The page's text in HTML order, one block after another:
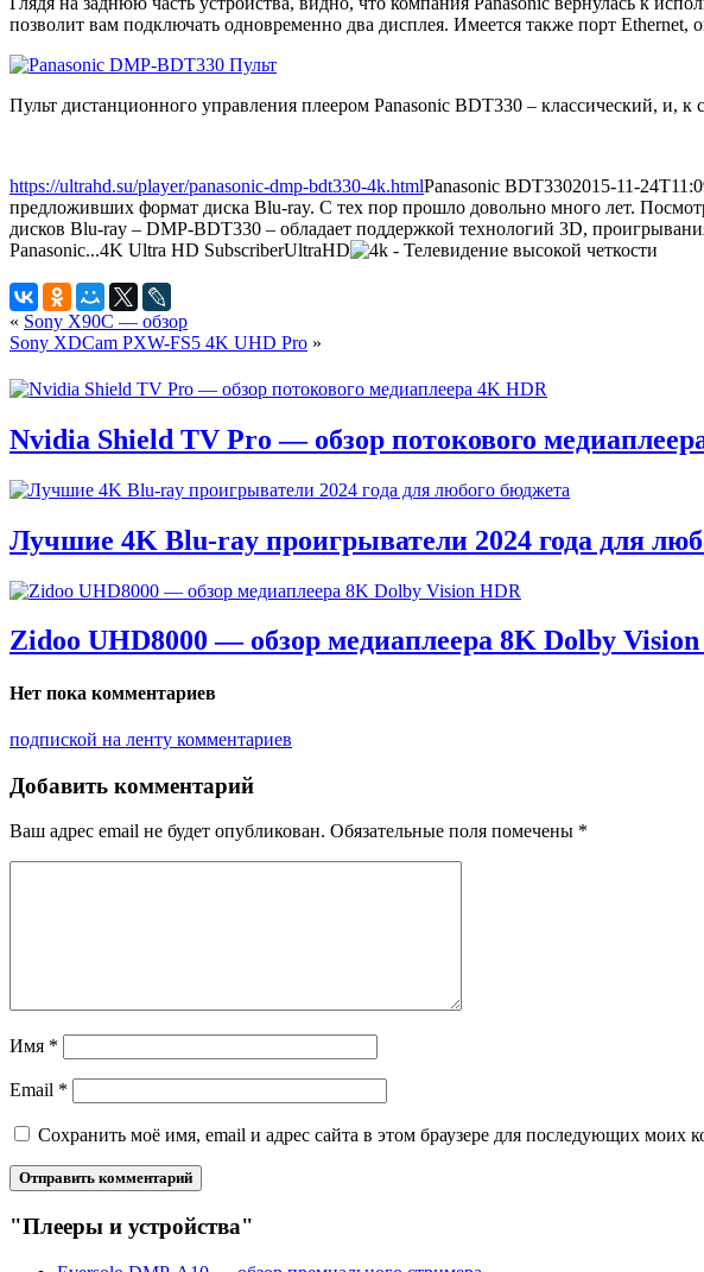
позволит вам подключать одновременно два дисплея. Имеется также порт
Пульт дистанционного управления плеером Panasonic BDT330 – классический, и,
https://ultrahd.su/player/panasonic-dmp-bdt330-4k.htmlPanasonic BDT3302015-11-
предложивших формат диска Blu-ray. С тех пор прошло довольно много лет.
дисков Blu-ray – DMP-BDT330 – обладает поддержкой технологий 3D,
Panasonic...4K Ultra HD SubscriberUltraHD
« Sony X90C — обзор
Sony XDCam PXW-FS5 4K UHD Pro »
Nvidia Shield TV Pro — обзор потокового
Лучшие 4K Blu-ray проигрыватели 2024 года для
Zidoo UHD8000 — обзор медиаплеера 8K Dolby
Нет пока комментариев
подпиской на ленту комментариев
Добавить комментарий
Ваш адрес email не будет опубликован. Обязательные поля помечены *
Имя *
Email *
Сохранить моё имя, email и адрес сайта в этом браузере для последующих моих
"Плееры и устройства"